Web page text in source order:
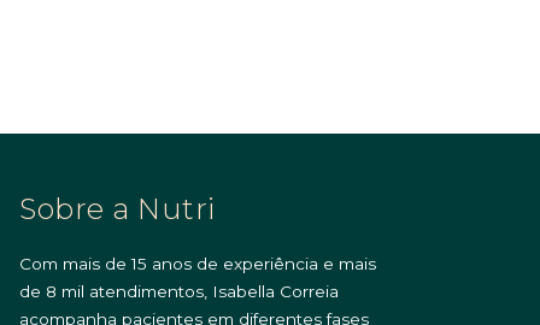
Sobre a Nutri
Com mais de 15 anos de experiência e mais
de 8 mil atendimentos, Isabella Correia
acompanha pacientes em diferentes fases